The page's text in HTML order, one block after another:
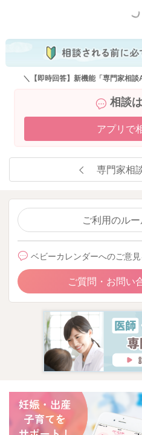
もっと
＼【即時回答】新機能「専門家相
相談
アプリで
専門家相
ご利用のル
ベビーカレンダーへのご意
ご質問・お問い